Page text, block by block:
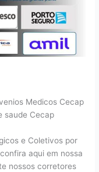
Medicos Cecap
saude Cecap
e Coletivos por
aqui em nossa
nossos corretores